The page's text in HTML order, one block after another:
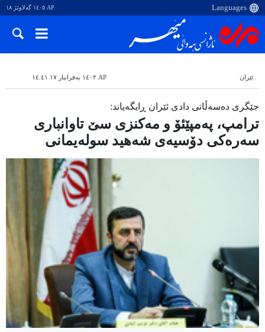
AP ١٤٠٥ گەلاوێژ ١٨
ئێران AP ١٤٠٢ بەفرانبار ١٧ ١٤:٤١
جێگری دەسەڵاتی دادی ئێران ڕایگەیاند:
ترامپ، پەمپێئۆ و مەکنزی سێ تاوانباری
سەرەکی دۆسیەی شەهید سولەیمانی